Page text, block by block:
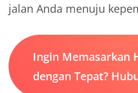
jalan Anda menuju
Ingin Memasarkan
dengan Tepat?